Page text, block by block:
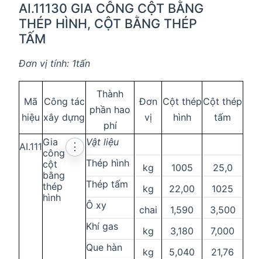
AI.11130 GIA CÔNG CỘT BẰNG
THÉP HÌNH, CỘT BẰNG THÉP
TẤM
Đơn vị tính: 1tấn
Mã
hiệu
Công tác
xây dựng
Thành
phần hao
phí
Đơn
vị
Cột thép
hình
Cột thép
tấm
AI.111Gia
công
cột
bằng
thép
hình
⋮
Vật liệu
Thép hình
kg 1005
25,0
Thép tấm
kg 22,00
1025
Ô xy
chai 1,590
3,500
Khí gas
kg 3,180
7,000
Que hàn
kg 5,040
21,76